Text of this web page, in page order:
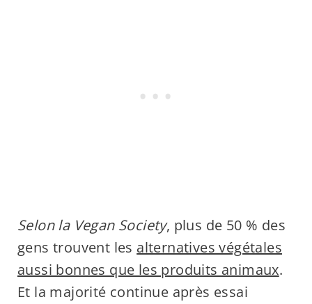
Selon la Vegan Society, plus de 50 % des
gens trouvent les alternatives végétales
aussi bonnes que les produits animaux.
Et la majorité continue après essai